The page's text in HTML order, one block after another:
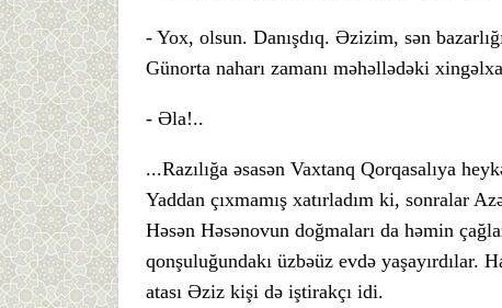
- Yox, olsun. Danışdıq. Əzizim, sən
Günorta naharı zamanı məhəllədəki
- Əla!..
...Razılığa əsasən Vaxtanq Qorqasalıya
Yaddan çıxmamış xatırladım ki, sonralar
Həsən Həsənovun doğmaları da həmin
qonşuluğundakı üzbəüz evdə yaşayırdılar.
atası Əziz kişi də iştirakçı idi.